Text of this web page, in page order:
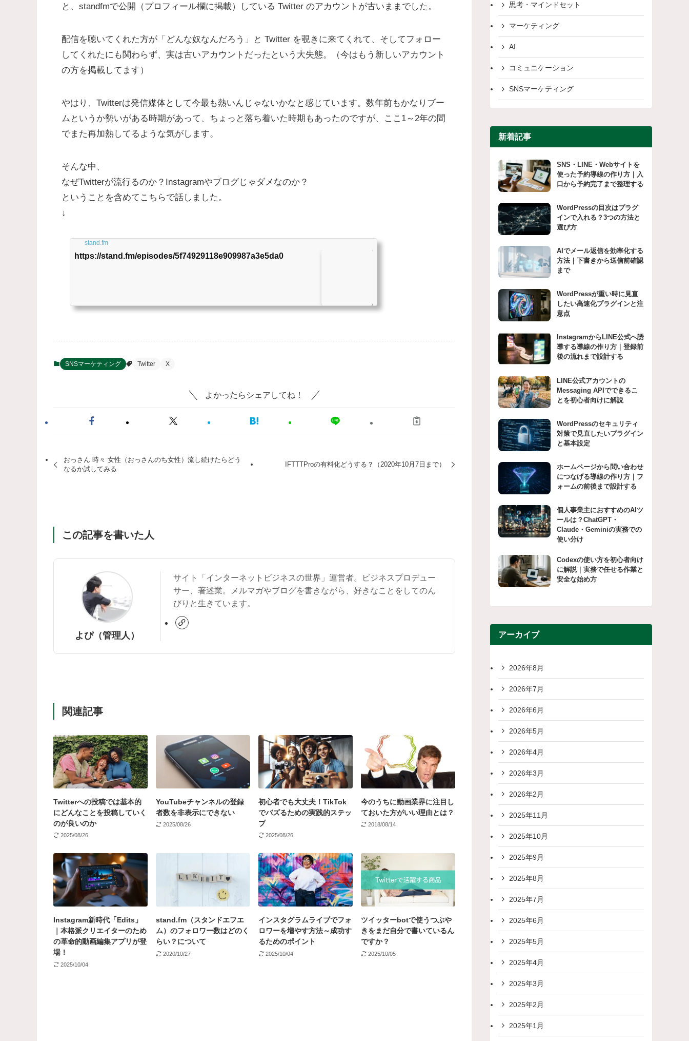
と、standfmで公開（プロフィール欄に掲載）している Twitter のアカウントが古いままでした。
配信を聴いてくれた方が「どんな奴なんだろう」と Twitter を覗きに来てくれて、そしてフォロー
してくれたにも関わらず、実は古いアカウントだったという大失態。（今はもう新しいアカウント
の方を掲載してます）
やはり、Twitterは発信媒体として今最も熱いんじゃないかなと感じています。数年前もかなりブー
ムというか勢いがある時期があって、ちょっと落ち着いた時期もあったのですが、ここ1～2年の間
でまた再加熱してるような気がします。
そんな中、
なぜTwitterが流行るのか？Instagramやブログじゃダメなのか？
ということを含めてこちらで話しました。
↓
stand.fm
https://stand.fm/episodes/5f74929118e909987a3e5da0
SNSマーケティング Twitter X
よかったらシェアしてね！
おっさん 時々 女性（おっさんのち女性）流し続けたらどう
なるか試してみる
IFTTTProの有料化どうする？（2020年10月7日まで）
この記事を書いた人
よぴ（管理人）
サイト「インターネットビジネスの世界」運営者。ビジネスプロデュー
サー、著述業。メルマガやブログを書きながら、好きなことをしてのん
びりと生きています。
関連記事
Twitterへの投稿では基本的
にどんなことを投稿していく
のが良いのか
2025/08/26
YouTubeチャンネルの登録
者数を非表示にできない
2025/08/26
初心者でも大丈夫！TikTok
でバズるための実践的ステッ
プ
2025/08/26
今のうちに動画業界に注目し
ておいた方がいい理由とは？
2018/08/14
Instagram新時代「Edits」
｜本格派クリエイターのため
の革命的動画編集アプリが登
場！
2025/10/04
stand.fm（スタンドエフエ
ム）のフォロワー数はどのく
らい？について
2020/10/27
インスタグラムライブでフォ
ロワーを増やす方法～成功す
るためのポイント
2025/10/04
ツイッターbotで使うつぶや
きをまだ自分で書いているん
ですか？
2025/10/05
思考・マインドセット
マーケティング
AI
コミュニケーション
SNSマーケティング
新着記事
SNS・LINE・Webサイトを
使った予約導線の作り方｜入
口から予約完了まで整理する
WordPressの目次はプラグ
インで入れる？3つの方法と
選び方
AIでメール返信を効率化する
方法｜下書きから送信前確認
まで
WordPressが重い時に見直
したい高速化プラグインと注
意点
InstagramからLINE公式へ誘
導する導線の作り方｜登録前
後の流れまで設計する
LINE公式アカウントの
Messaging APIでできるこ
とを初心者向けに解説
WordPressのセキュリティ
対策で見直したいプラグイン
と基本設定
ホームページから問い合わせ
につなげる導線の作り方｜フ
ォームの前後まで設計する
個人事業主におすすめのAIツ
ールは？ChatGPT・
Claude・Geminiの実務での
使い分け
Codexの使い方を初心者向け
に解説｜実務で任せる作業と
安全な始め方
アーカイブ
2026年8月
2026年7月
2026年6月
2026年5月
2026年4月
2026年3月
2026年2月
2025年11月
2025年10月
2025年9月
2025年8月
2025年7月
2025年6月
2025年5月
2025年4月
2025年3月
2025年2月
2025年1月